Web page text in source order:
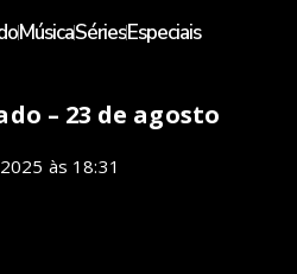
MúsicaSériesEspeciais
– 23 de agosto
às 18:31